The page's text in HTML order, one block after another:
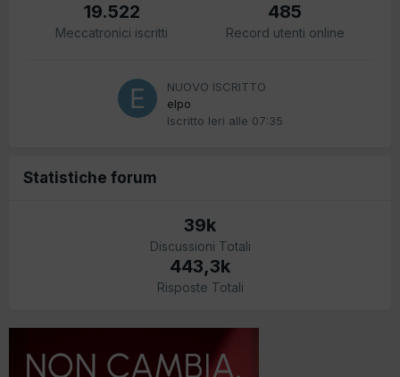
19.522
Meccatronici iscritti
485
Record utenti online
NUOVO ISCRITTO
elpo
Iscritto Ieri alle 07:35
Statistiche forum
39k
Discussioni Totali
443,3k
Risposte Totali